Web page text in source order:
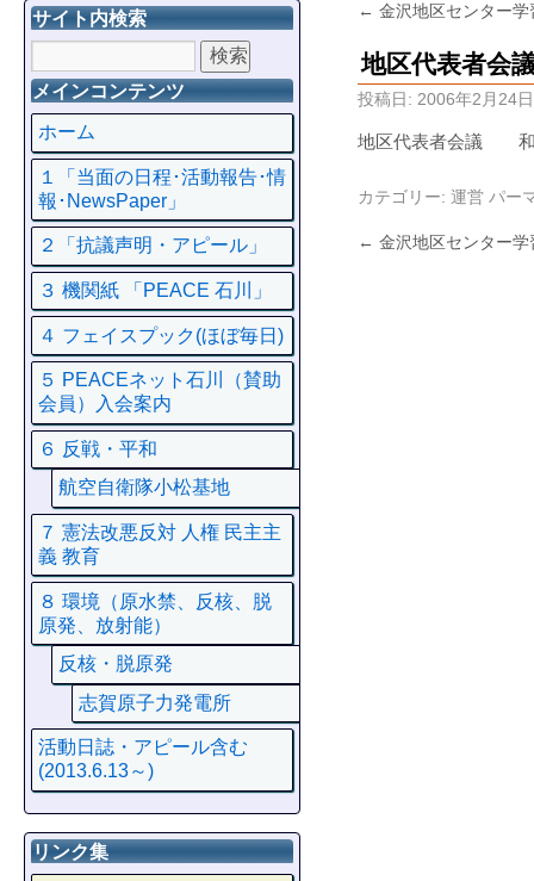
← 金沢地区センター学
地区代表者会
投稿日: 2006年2月24日
地区代表者会議 和
カテゴリー: 運営 パー
← 金沢地区センター学
サイト内検索
メインコンテンツ
ホーム
１「当面の日程･活動報告･情
報･NewsPaper」
２「抗議声明・アピール」
３ 機関紙 「PEACE 石川」
４ フェイスプック(ほぼ毎日)
５ PEACEネット石川（賛助
会員）入会案内
６ 反戦・平和
航空自衛隊小松基地
７ 憲法改悪反対 人権 民主主
義 教育
８ 環境（原水禁、反核、脱
原発、放射能）
反核・脱原発
志賀原子力発電所
活動日誌・アピール含む
(2013.6.13～)
リンク集